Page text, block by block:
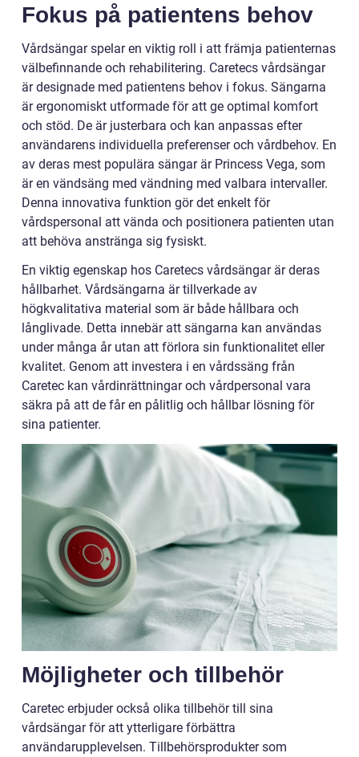
Fokus på patientens behov
Vårdsängar spelar en viktig roll i att främja patienternas
välbefinnande och rehabilitering. Caretecs vårdsängar
är designade med patientens behov i fokus. Sängarna
är ergonomiskt utformade för att ge optimal komfort
och stöd. De är justerbara och kan anpassas efter
användarens individuella preferenser och vårdbehov. En
av deras mest populära sängar är Princess Vega, som
är en vändsäng med vändning med valbara intervaller.
Denna innovativa funktion gör det enkelt för
vårdspersonal att vända och positionera patienten utan
att behöva anstränga sig fysiskt.
En viktig egenskap hos Caretecs vårdsängar är deras
hållbarhet. Vårdsängarna är tillverkade av
högkvalitativa material som är både hållbara och
långlivade. Detta innebär att sängarna kan användas
under många år utan att förlora sin funktionalitet eller
kvalitet. Genom att investera i en vårdssäng från
Caretec kan vårdinrättningar och vårdpersonal vara
säkra på att de får en pålitlig och hållbar lösning för
sina patienter.
Möjligheter och tillbehör
Caretec erbjuder också olika tillbehör till sina
vårdsängar för att ytterligare förbättra
användarupplevelsen. Tillbehörsprodukter som